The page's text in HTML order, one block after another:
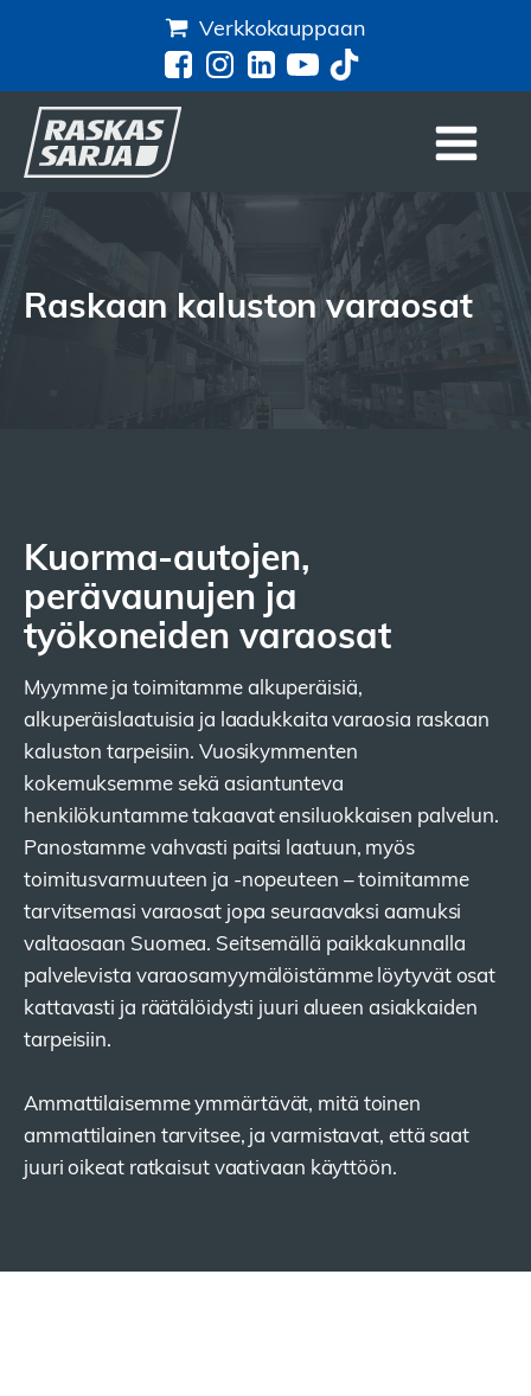
Verkkokauppaan
Raskaan kaluston varaosat
Kuorma-autojen,
perävaunujen ja
työkoneiden varaosat
Myymme ja toimitamme alkuperäisiä,
alkuperäislaatuisia ja laadukkaita varaosia raskaan
kaluston tarpeisiin. Vuosikymmenten
kokemuksemme sekä asiantunteva
henkilökuntamme takaavat ensiluokkaisen palvelun.
Panostamme vahvasti paitsi laatuun, myös
toimitusvarmuuteen ja -nopeuteen – toimitamme
tarvitsemasi varaosat jopa seuraavaksi aamuksi
valtaosaan Suomea. Seitsemällä paikkakunnalla
palvelevista varaosamyymälöistämme löytyvät osat
kattavasti ja räätälöidysti juuri alueen asiakkaiden
tarpeisiin.
Ammattilaisemme ymmärtävät, mitä toinen
ammattilainen tarvitsee, ja varmistavat, että saat
juuri oikeat ratkaisut vaativaan käyttöön.